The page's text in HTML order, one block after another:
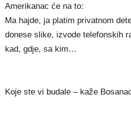
Amerikanac će na to:
Ma hajde, ja platim privatnom
donese slike, izvode telefonskih
kad, gdje, sa kim…
Koje ste vi budale – kaže